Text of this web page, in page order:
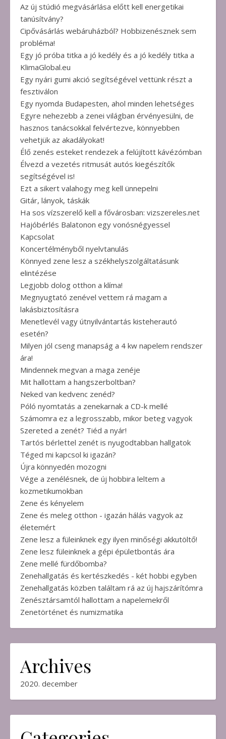
Az új stúdió megvásárlása előtt kell energetikai
tanúsítvány?
Cipővásárlás webáruházból? Hobbizenésznek sem
probléma!
Egy jó próba titka a jó kedély és a jó kedély titka a
KlimaGlobal.eu
Egy nyári gumi akció segítségével vettünk részt a
fesztiválon
Egy nyomda Budapesten, ahol minden lehetséges
Egyre nehezebb a zenei világban érvényesülni, de
hasznos tanácsokkal felvértezve, könnyebben
vehetjük az akadályokat!
Élő zenés esteket rendezek a felújított kávézómban
Élvezd a vezetés ritmusát autós kiegészítők
segítségével is!
Ezt a sikert valahogy meg kell ünnepelni
Gitár, lányok, táskák
Ha sos vízszerelő kell a fővárosban: vizszereles.net
Hajóbérlés Balatonon egy vonósnégyessel
Kapcsolat
Koncertélményből nyelvtanulás
Könnyed zene lesz a székhelyszolgáltatásunk
elintézése
Legjobb dolog otthon a klíma!
Megnyugtató zenével vettem rá magam a
lakásbiztosításra
Menetlevél vagy útnyilvántartás kisteherautó
esetén?
Milyen jól cseng manapság a 4 kw napelem rendszer
ára!
Mindennek megvan a maga zenéje
Mit hallottam a hangszerboltban?
Neked van kedvenc zenéd?
Póló nyomtatás a zenekarnak a CD-k mellé
Számomra ez a legrosszabb, mikor beteg vagyok
Szereted a zenét? Tiéd a nyár!
Tartós bérlettel zenét is nyugodtabban hallgatok
Téged mi kapcsol ki igazán?
Újra könnyedén mozogni
Vége a zenélésnek, de új hobbira leltem a
kozmetikumokban
Zene és kényelem
Zene és meleg otthon - igazán hálás vagyok az
életemért
Zene lesz a füleinknek egy ilyen minőségi akkutöltő!
Zene lesz füleinknek a gépi épületbontás ára
Zene mellé fürdőbomba?
Zenehallgatás és kertészkedés - két hobbi egyben
Zenehallgatás közben találtam rá az új hajszárítómra
Zenésztársamtól hallottam a napelemekről
Zenetörténet és numizmatika
Archives
2020. december